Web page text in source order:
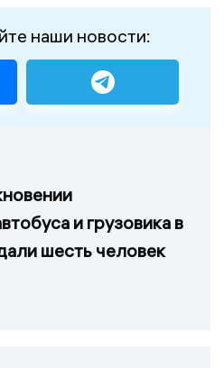
наши новости:
и грузовика в
шесть человек